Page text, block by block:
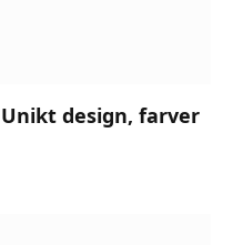
design, farver